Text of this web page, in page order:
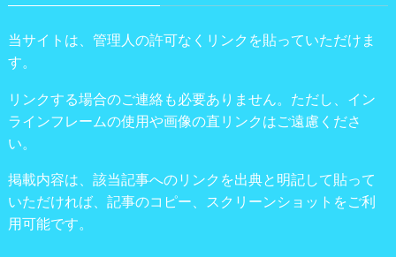
当サイトは、管理人の許可なくリンクを貼っていただけま
す。
リンクする場合のご連絡も必要ありません。ただし、イン
ラインフレームの使用や画像の直リンクはご遠慮くださ
い。
掲載内容は、該当記事へのリンクを出典と明記して貼って
いただければ、記事のコピー、スクリーンショットをご利
用可能です。